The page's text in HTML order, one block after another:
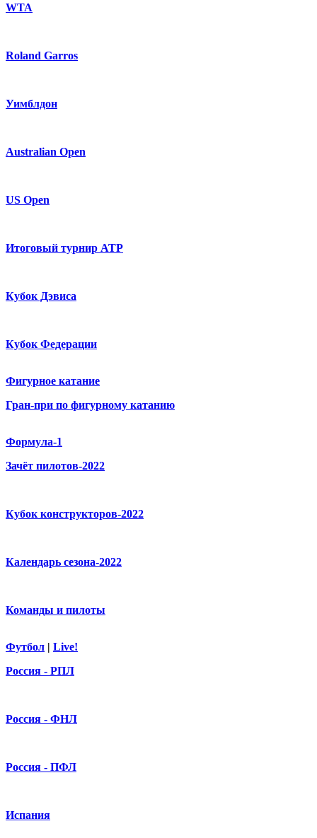
WTA
Roland Garros
Уимблдон
Australian Open
US Open
Итоговый турнир ATP
Кубок Дэвиса
Кубок Федерации
Фигурное катание
Гран-при по фигурному катанию
Формула-1
Зачёт пилотов-2022
Кубок конструкторов-2022
Календарь сезона-2022
Команды и пилоты
Футбол | Live!
Россия - РПЛ
Россия - ФНЛ
Россия - ПФЛ
Испания